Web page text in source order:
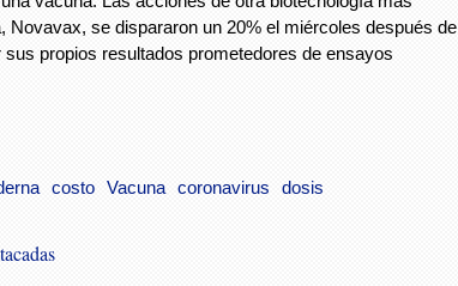
Novavax, se dispararon un 20% el miércoles después de
sus propios resultados prometedores de ensayos
costo Vacuna coronavirus dosis